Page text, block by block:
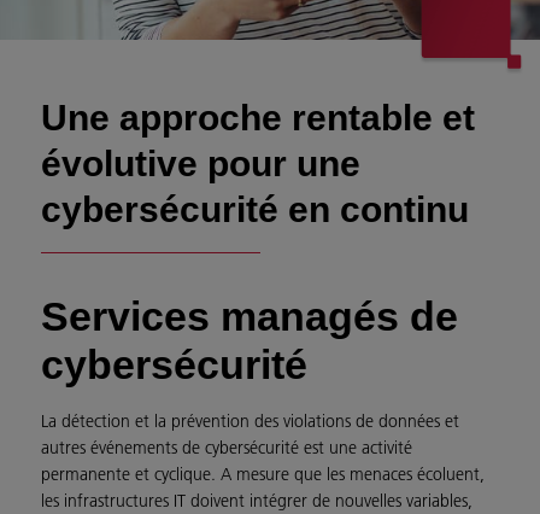
Une approche rentable et
évolutive pour une
cybersécurité en continu
Services managés de
cybersécurité
La détection et la prévention des violations de données et
autres événements de cybersécurité est une activité
permanente et cyclique. A mesure que les menaces écoluent,
les infrastructures IT doivent intégrer de nouvelles variables,